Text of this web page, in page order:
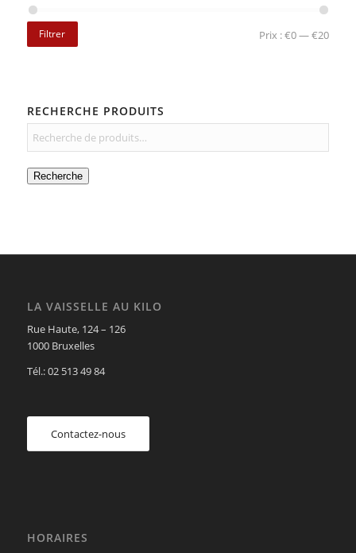
Filtrer Prix :€0—€20
RECHERCHE PRODUITS
Recherche
LA VAISSELLE AU KILO
Rue Haute, 124 – 126
1000 Bruxelles
Tél.: 02 513 49 84
Contactez-nous
HORAIRES